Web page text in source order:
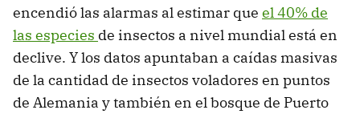
encendió las alarmas al estimar que el 40% de
las especies de insectos a nivel mundial está en
declive. Y los datos apuntaban a caídas masivas
de la cantidad de insectos voladores en puntos
de Alemania y también en el bosque de Puerto